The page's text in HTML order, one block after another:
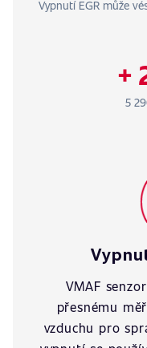
Vypnutí EGR může
+
5
VMAF
přesnému
vzduchu pro